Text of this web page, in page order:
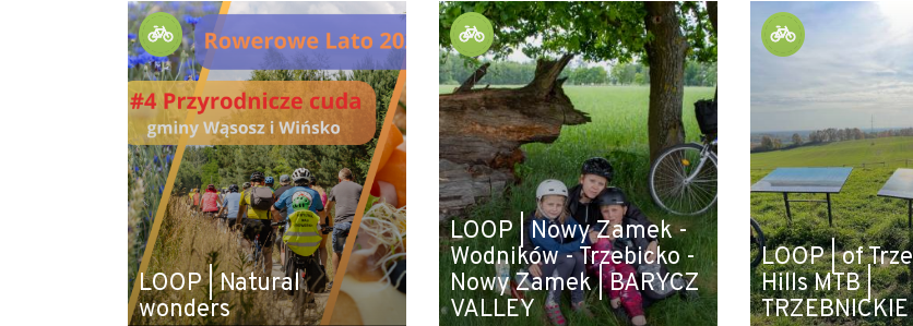
LOOP | Natural
wonders
LOOP | Nowy Zamek -
Wodników - Trzebicko -
Nowy Zamek | BARYCZ
VALLEY
LOOP | of
Hills MTB |